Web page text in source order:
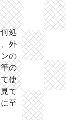
処
外
の
の
使
て
至